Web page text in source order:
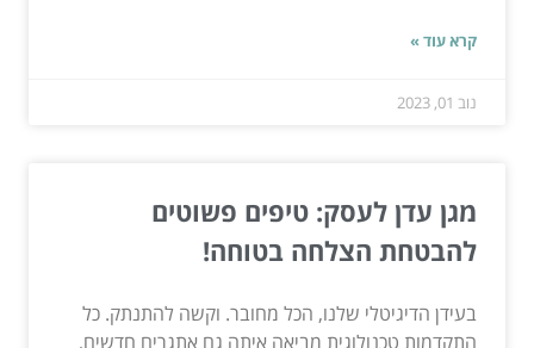
קרא עוד »
נוב 01, 2023
מגן עדן לעסק: טיפים פשוטים
להבטחת הצלחה בטוחה!
בעידן הדיגיטלי שלנו, הכל מחובר. וקשה להתנתק. כל
התקדמות טכנולוגית מביאה איתה גם אתגרים חדשים,